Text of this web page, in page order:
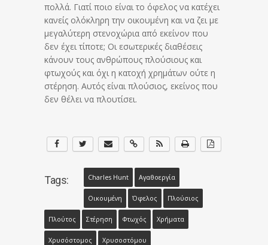
πολλά. Γιατί ποιο είναι το όφελος να κατέχει
κανείς ολόκληρη την οικουμένη και να ζει με
μεγαλύτερη στενοχώρια από εκείνον που
δεν έχει τίποτε; Οι εσωτερικές διαθέσεις
κάνουν τους ανθρώπους πλούσιους και
φτωχούς και όχι η κατοχή χρημάτων ούτε η
στέρηση. Αυτός είναι πλούσιος, εκείνος που
δεν θέλει να πλουτίσει.
Tags: Charles Hunt Αγαθοεργία
Οικουμένη Όφελος Πλούσιος
Πλούτος Στέρηση Φτωχός Χρήματα
Χρυσόστομος Χρυσοστόμου